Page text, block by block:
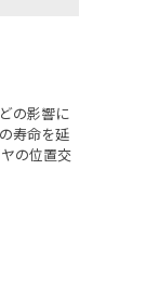
の影響に
寿命を延
の位置交